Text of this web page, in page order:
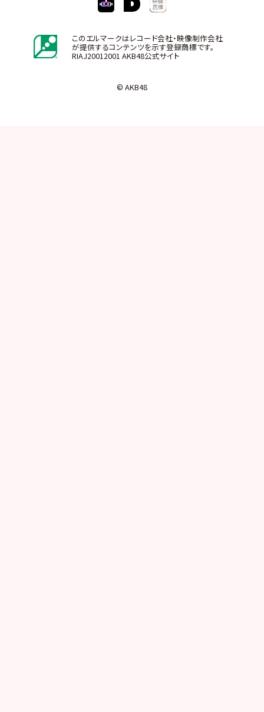
このエルマークはレコード会社・映像制作会社
が提供するコンテンツを示す登録商標です。
RIAJ20012001 AKB48公式サイト
© AKB48